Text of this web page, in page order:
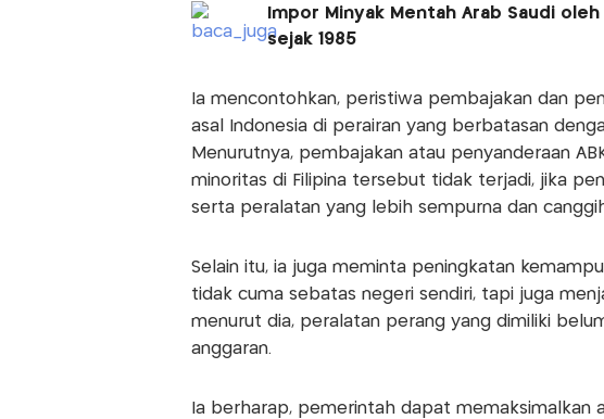
Impor Minyak Mentah Arab Saudi
sejak 1985
Ia mencontohkan, peristiwa pembajakan dan
asal Indonesia di perairan yang berbatasan
Menurutnya, pembajakan atau penyanderaan
minoritas di Filipina tersebut tidak terjadi, jika
serta peralatan yang lebih sempurna dan
Selain itu, ia juga meminta peningkatan
tidak cuma sebatas negeri sendiri, tapi juga
menurut dia, peralatan perang yang dimiliki
anggaran.
Ia berharap, pemerintah dapat memaksimalkan